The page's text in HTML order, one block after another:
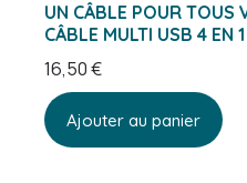
UN CÂBLE POUR TOUS
CÂBLE MULTI USB 4 EN
16,50€
Ajouter au panier